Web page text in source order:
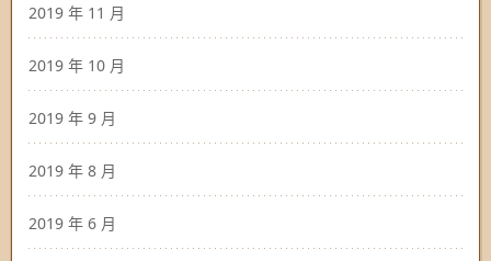
2019 年 11 月
2019 年 10 月
2019 年 9 月
2019 年 8 月
2019 年 6 月